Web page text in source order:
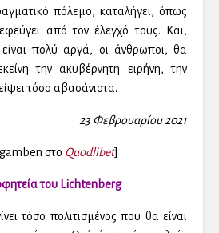
πόλεμο, καταλήγει, όπως
από τον έλεγχό τους. Και,
πολύ αργά, οι άνθρωποι, θα
την ακυβέρνητη ειρήνη, την
τόσο αβασάνιστα.
23 Φεβρουαρίου 2021
στο Quodlibet]
του Lichtenberg
τόσο πολιτισμένος που θα είναι